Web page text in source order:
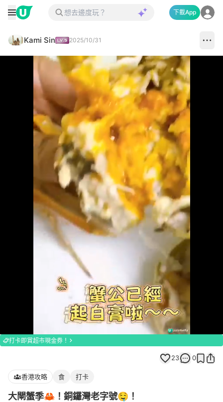
下載App
Kami Sin 2025/10/31
100.00%
打卡即賞超市現金券！
23 0
香港攻略 食 打卡
大閘蟹季🦀！銅鑼灣老字號🤤！